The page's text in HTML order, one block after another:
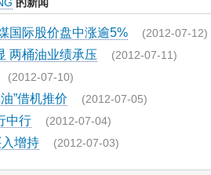
国际股价盘中涨逾5% (2012-07-12)
两桶油业绩承压 (2012-07-11)
(2012-07-10)
”借机推价 (2012-07-05)
中行 (2012-07-04)
增持 (2012-07-03)